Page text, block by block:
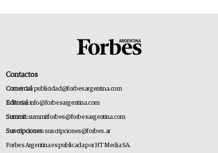
Contactos
Comercial:publicidad@forbesargentina.com
Editorial:info@forbesargentina.com
Summit:summitforbes@forbesargentina.com
Suscripciones:suscripciones@forbes.ar
Forbes Argentina es publicada por HT Media SA.